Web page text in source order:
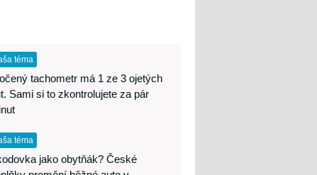
téma
tachometr má 1 ze 3 ojetých
Sami si to zkontrolujete za pár
téma
jako obytňák? České